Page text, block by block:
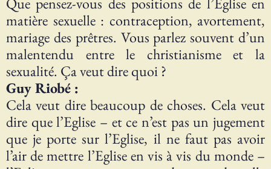
matière sexuelle : contraception, avortement,
mariage des prêtres. Vous parlez souvent d’un
malentendu entre le christianisme et la
sexualité. Ça veut dire quoi ?
Guy Riobé :
Cela veut dire beaucoup de choses. Cela veut
dire que l’Eglise – et ce n’est pas un jugement
que je porte sur l’Eglise, il ne faut pas avoir
l’air de mettre l’Eglise en vis à vis du monde –